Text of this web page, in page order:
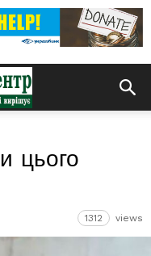
цього
1312 views